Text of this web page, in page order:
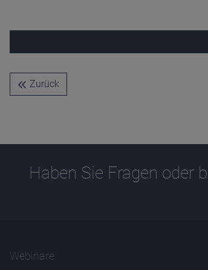
Zurück
Haben Sie Fragen oder
Webinare